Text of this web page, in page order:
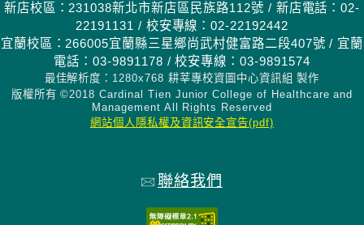
新店校區：231038新北市新店區民族路112號 / 新店電話：02-
22191131 / 校安專線：02-22192442
宜蘭校區：266005宜蘭縣三星鄉尚武村健富路二段407號 / 宜蘭
電話：03-9891178 / 校安專線：03-9891574
最佳解析度：1280x768 耕莘專校資圖中心資訊組 製作
版權所有 ©2018 Cardinal Tien Junior College of Healthcare and
Management All Rights Reserved
網站個人隱私權及資訊安全宣告(pdf)
聯絡我們